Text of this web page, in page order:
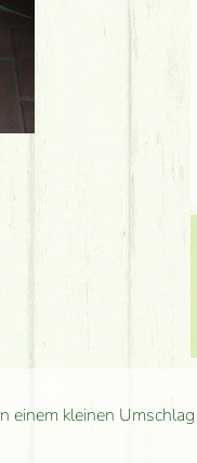
einem kleinen